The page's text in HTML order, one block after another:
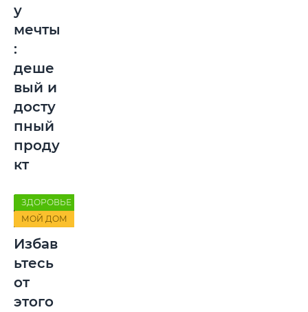
у
мечты
:
деше
вый и
досту
пный
проду
кт
ЗДОРОВЬЕ
МОЙ ДОМ
Избав
ьтесь
от
этого